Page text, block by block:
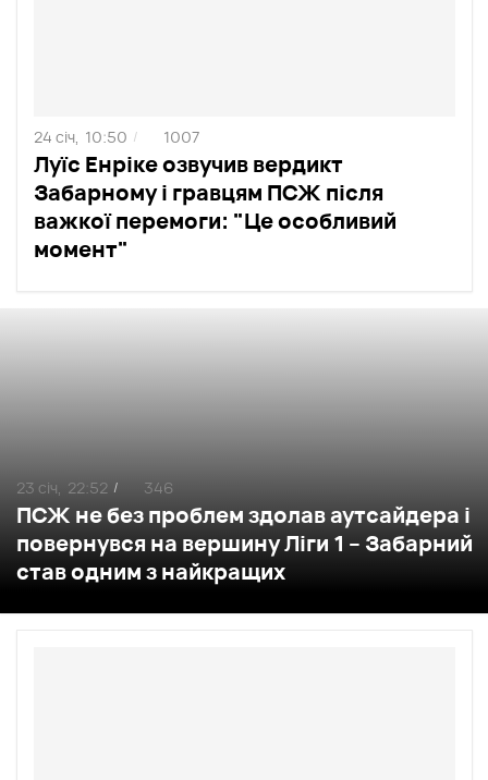
Луїс Енріке озвучив вердикт
Забарному і гравцям ПСЖ після
важкої перемоги: "Це особливий
момент"
24 січ, 10:50 / 1007
ПСЖ не без проблем здолав аутсайдера і
повернувся на вершину Ліги 1 – Забарний
став одним з найкращих
23 січ, 22:52 / 346